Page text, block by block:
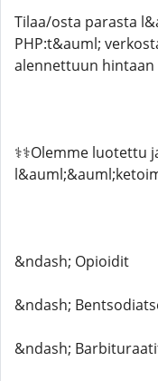
Tilaa/osta parasta
PHP:t&auml;
alennettuun
⚕️⚕️Olemme luotettu
&ndash; Opioidit
&ndash;
&ndash;